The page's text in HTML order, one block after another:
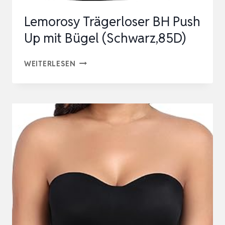
Lemorosy Trägerloser BH Push
Up mit Bügel (Schwarz,85D)
WEITERLESEN LEMOROSY
PUSH
UP
(SCHWARZ,85D)